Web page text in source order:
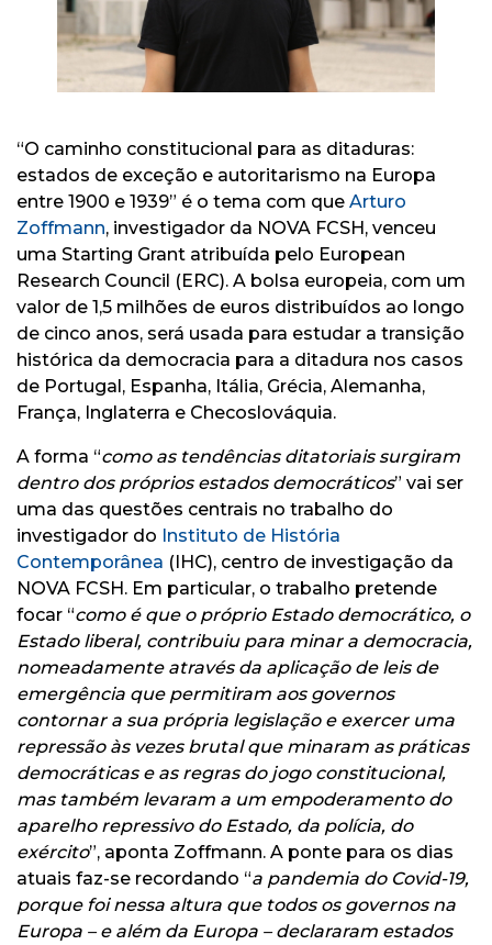
“O caminho constitucional para as ditaduras:
estados de exceção e autoritarismo na Europa
entre 1900 e 1939” é o tema com que Arturo
Zoffmann, investigador da NOVA FCSH, venceu
uma Starting Grant atribuída pelo European
Research Council (ERC). A bolsa europeia, com um
valor de 1,5 milhões de euros distribuídos ao longo
de cinco anos, será usada para estudar a transição
histórica da democracia para a ditadura nos casos
de Portugal, Espanha, Itália, Grécia, Alemanha,
França, Inglaterra e Checoslováquia.
A forma “como as tendências ditatoriais surgiram
dentro dos próprios estados democráticos” vai ser
uma das questões centrais no trabalho do
investigador do Instituto de História
Contemporânea (IHC), centro de investigação da
NOVA FCSH. Em particular, o trabalho pretende
focar “como é que o próprio Estado democrático, o
Estado liberal, contribuiu para minar a democracia,
nomeadamente através da aplicação de leis de
emergência que permitiram aos governos
contornar a sua própria legislação e exercer uma
repressão às vezes brutal que minaram as práticas
democráticas e as regras do jogo constitucional,
mas também levaram a um empoderamento do
aparelho repressivo do Estado, da polícia, do
exército”, aponta Zoffmann. A ponte para os dias
atuais faz-se recordando “a pandemia do Covid-19,
porque foi nessa altura que todos os governos na
Europa – e além da Europa – declararam estados